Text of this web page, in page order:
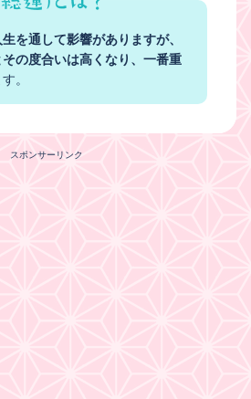
生を通して影響がありますが、
の度合いは高くなり、一番重
。
スポンサーリンク